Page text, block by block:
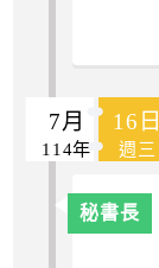
7月 16日
114年 週三